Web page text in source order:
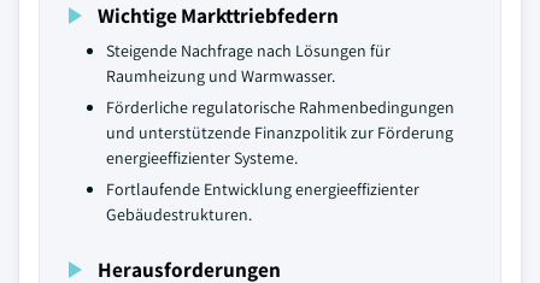
Wichtige Markttriebfedern
Steigende Nachfrage nach Lösungen für
Raumheizung und Warmwasser.
Förderliche regulatorische Rahmenbedingungen
und unterstützende Finanzpolitik zur Förderung
energieeffizienter Systeme.
Fortlaufende Entwicklung energieeffizienter
Gebäudestrukturen.
Herausforderungen